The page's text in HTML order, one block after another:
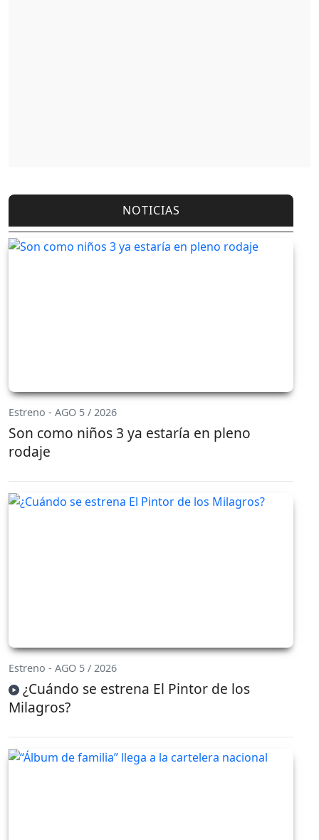
NOTICIAS
Estreno - AGO 5 / 2026
Son como niños 3 ya estaría en pleno
rodaje
Estreno - AGO 5 / 2026
¿Cuándo se estrena El Pintor de los
Milagros?